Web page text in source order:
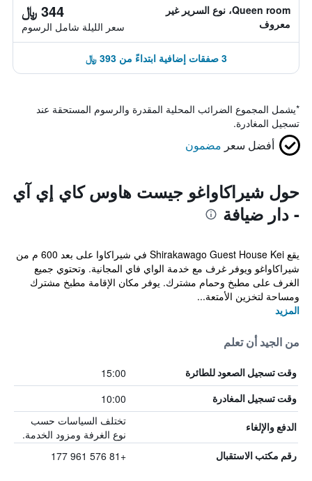
Queen room، نوع السرير غير
معروف
344 ﷼
سعر الليلة شامل الرسوم
3 صفقات إضافية ابتداءً من 393 ﷼
*يشمل المجموع الضرائب المحلية المقدرة والرسوم المستحقة عند
تسجيل المغادرة.
أفضل سعر مضمون
حول شيراكاواغو جيست هاوس كاي إي آي
- دار ضيافة
يقع Shirakawago Guest House Kei في شيراكاوا على بعد 600 م من
شيراكاواغو ويوفر غرف مع خدمة الواي فاي المجانية. وتحتوي جميع
الغرف على مطبخ وحمام مشترك. يوفر مكان الإقامة مطبخ مشترك
ومساحة لتخزين الأمتعة...
المزيد
من الجيد أن تعلم
وقت تسجيل الصعود للطائرة 15:00
وقت تسجيل المغادرة 10:00
الدفع والإلغاء
تختلف السياسات حسب
نوع الغرفة ومزود الخدمة.
رقم مكتب الاستقبال +81 576 961 177